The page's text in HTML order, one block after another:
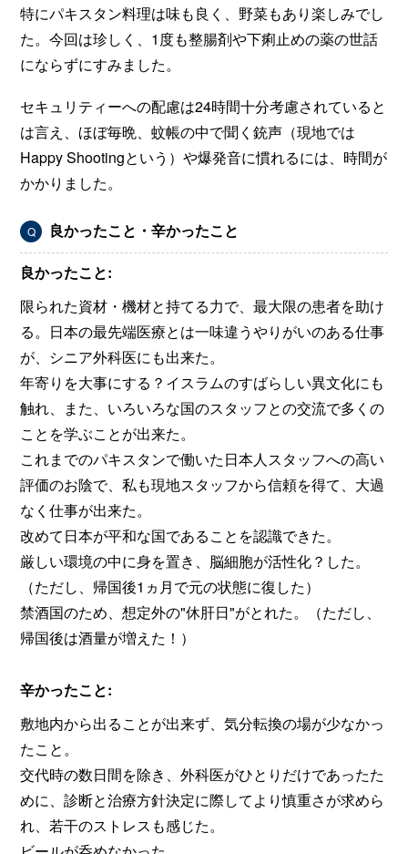
特にパキスタン料理は味も良く、野菜もあり楽しみでし
た。今回は珍しく、1度も整腸剤や下痢止めの薬の世話
にならずにすみました。
セキュリティーへの配慮は24時間十分考慮されていると
は言え、ほぼ毎晩、蚊帳の中で聞く銃声（現地では
Happy Shootingという）や爆発音に慣れるには、時間が
かかりました。
Q 良かったこと・辛かったこと
良かったこと:
限られた資材・機材と持てる力で、最大限の患者を助け
る。日本の最先端医療とは一味違うやりがいのある仕事
が、シニア外科医にも出来た。
年寄りを大事にする？イスラムのすばらしい異文化にも
触れ、また、いろいろな国のスタッフとの交流で多くの
ことを学ぶことが出来た。
これまでのパキスタンで働いた日本人スタッフへの高い
評価のお陰で、私も現地スタッフから信頼を得て、大過
なく仕事が出来た。
改めて日本が平和な国であることを認識できた。
厳しい環境の中に身を置き、脳細胞が活性化？した。
（ただし、帰国後1ヵ月で元の状態に復した）
禁酒国のため、想定外の"休肝日"がとれた。（ただし、
帰国後は酒量が増えた！）
辛かったこと:
敷地内から出ることが出来ず、気分転換の場が少なかっ
たこと。
交代時の数日間を除き、外科医がひとりだけであったた
めに、診断と治療方針決定に際してより慎重さが求めら
れ、若干のストレスも感じた。